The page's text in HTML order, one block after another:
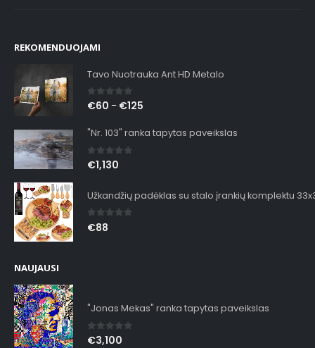
REKOMENDUOJAMI
Tavo Nuotrauka Ant HD Metalo
0out of 5
€60 – €125
"Nr. 103" ranka tapytas paveikslas
0out of 5
€1,130
Užkandžių padėklas su stalo įrankių komplektu
0out of 5
€88
NAUJAUSI
"Jonas Mekas" ranka tapytas paveikslas
0out of 5
€3,100